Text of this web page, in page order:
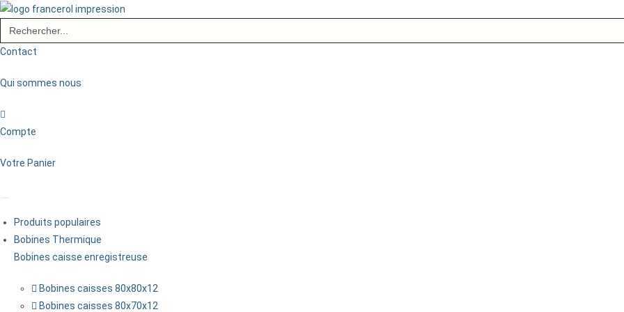
Skip
content
Search
for:
Contact
Qui sommes nous
Compte
Votre Panier
Produits populaires
Bobines Thermique
Bobines caisse enregistreuse
Bobines caisses 80x80x12
Bobines caisses 80x70x12